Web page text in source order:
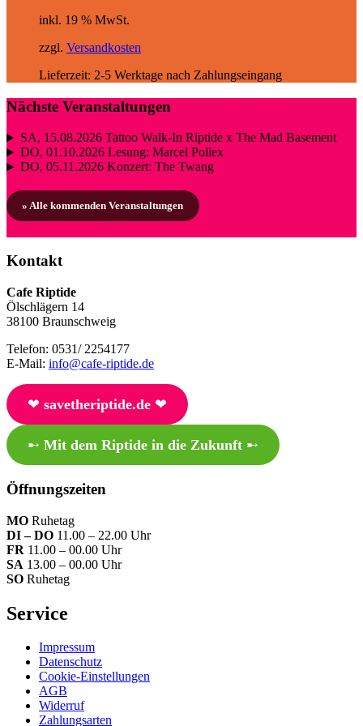
inkl. 19 % MwSt.
zzgl. Versandkosten
Lieferzeit: 2-5 Werktage nach Zahlungseingang
Nächste Veranstaltungen
SA, 15.08.2026Tattoo Walk-In Riptide x The Mad Basement
DO, 01.10.2026Lesung: Marcel Pollex
DO, 05.11.2026Konzert: The Twang
» Alle kommenden Veranstaltungen
Kontakt
Cafe Riptide
Ölschlägern 14
38100 Braunschweig
Telefon: 0531/ 2254177
E-Mail: info@cafe-riptide.de
❤︎ savetheriptide.de❤︎
➸ Mit dem Riptide in die Zukunft➸
Öffnungszeiten
MO Ruhetag
DI – DO 11.00 – 22.00 Uhr
FR 11.00 – 00.00 Uhr
SA 13.00 – 00.00 Uhr
SO Ruhetag
Service
Impressum
Datenschutz
Cookie-Einstellungen
AGB
Widerruf
Zahlungsarten